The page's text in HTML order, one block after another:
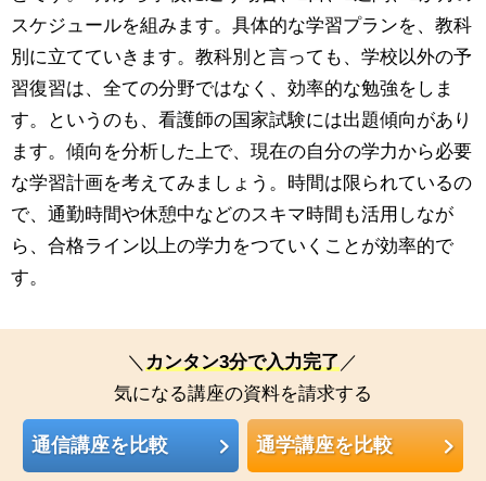
スケジュールを組みます。具体的な学習プランを、教科
別に立てていきます。教科別と言っても、学校以外の予
習復習は、全ての分野ではなく、効率的な勉強をしま
す。というのも、看護師の国家試験には出題傾向があり
ます。傾向を分析した上で、現在の自分の学力から必要
な学習計画を考えてみましょう。時間は限られているの
で、通勤時間や休憩中などのスキマ時間も活用しなが
ら、合格ライン以上の学力をつていくことが効率的で
す。
＼ カンタン3分で入力完了 ／
気になる講座の資料を請求する
通信講座を比較 通学講座を比較